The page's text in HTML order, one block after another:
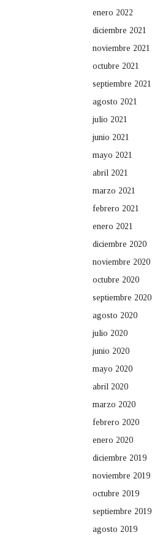
enero 2022
diciembre 2021
noviembre 2021
octubre 2021
septiembre 2021
agosto 2021
julio 2021
junio 2021
mayo 2021
abril 2021
marzo 2021
febrero 2021
enero 2021
diciembre 2020
noviembre 2020
octubre 2020
septiembre 2020
agosto 2020
julio 2020
junio 2020
mayo 2020
abril 2020
marzo 2020
febrero 2020
enero 2020
diciembre 2019
noviembre 2019
octubre 2019
septiembre 2019
agosto 2019